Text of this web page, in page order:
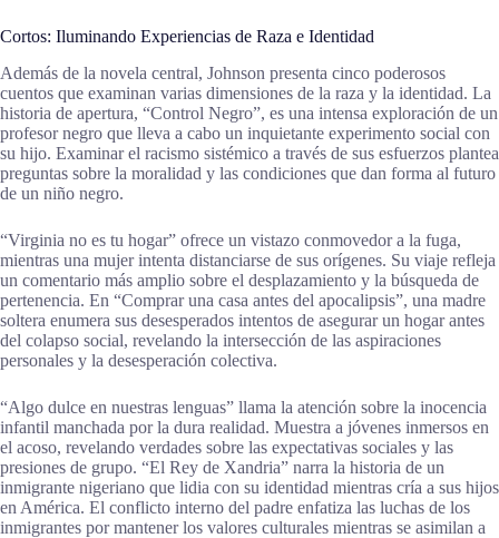
Cortos: Iluminando Experiencias de Raza e Identidad
Además de la novela central, Johnson presenta cinco poderosos
cuentos que examinan varias dimensiones de la raza y la identidad. La
historia de apertura, “Control Negro”, es una intensa exploración de un
profesor negro que lleva a cabo un inquietante experimento social con
su hijo. Examinar el racismo sistémico a través de sus esfuerzos plantea
preguntas sobre la moralidad y las condiciones que dan forma al futuro
de un niño negro.
“Virginia no es tu hogar” ofrece un vistazo conmovedor a la fuga,
mientras una mujer intenta distanciarse de sus orígenes. Su viaje refleja
un comentario más amplio sobre el desplazamiento y la búsqueda de
pertenencia. En “Comprar una casa antes del apocalipsis”, una madre
soltera enumera sus desesperados intentos de asegurar un hogar antes
del colapso social, revelando la intersección de las aspiraciones
personales y la desesperación colectiva.
“Algo dulce en nuestras lenguas” llama la atención sobre la inocencia
infantil manchada por la dura realidad. Muestra a jóvenes inmersos en
el acoso, revelando verdades sobre las expectativas sociales y las
presiones de grupo. “El Rey de Xandria” narra la historia de un
inmigrante nigeriano que lidia con su identidad mientras cría a sus hijos
en América. El conflicto interno del padre enfatiza las luchas de los
inmigrantes por mantener los valores culturales mientras se asimilan a